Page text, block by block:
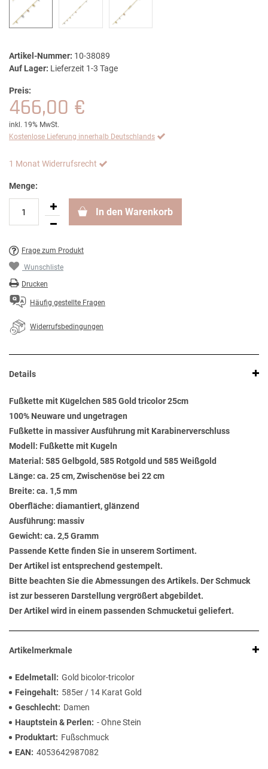
Artikel-Nummer: 10-38089
Auf Lager: Lieferzeit 1-3 Tage
Preis:
466,00 €
inkl. 19% MwSt.
Kostenlose Lieferung innerhalb Deutschlands
1 Monat Widerrufsrecht
Menge:
In den Warenkorb
Frage zum Produkt
Wunschliste
Drucken
Häufig gestellte Fragen
Widerrufsbedingungen
Details
Fußkette mit Kügelchen 585 Gold tricolor 25cm
100% Neuware und ungetragen
Fußkette in massiver Ausführung mit Karabinerverschluss
Modell: Fußkette mit Kugeln
Material: 585 Gelbgold, 585 Rotgold und 585 Weißgold
Länge: ca. 25 cm, Zwischenöse bei 22 cm
Breite: ca. 1,5 mm
Oberfläche: diamantiert, glänzend
Ausführung: massiv
Gewicht: ca. 2,5 Gramm
Passende Kette finden Sie in unserem Sortiment.
Der Artikel ist entsprechend gestempelt.
Bitte beachten Sie die Abmessungen des Artikels. Der Schmuck
ist zur besseren Darstellung vergrößert abgebildet.
Der Artikel wird in einem passenden Schmucketui geliefert.
Artikelmerkmale
Edelmetall
Gold bicolor-tricolor
Feingehalt
585er / 14 Karat Gold
Geschlecht
Damen
Hauptstein & Perlen
- Ohne Stein
Produktart
Fußschmuck
EAN
4053642987082